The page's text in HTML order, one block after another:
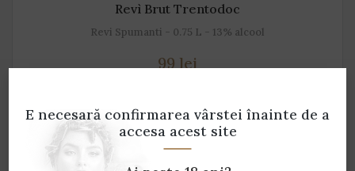
Revì Brut Trentodoc
Revi Spumanti - 0.75 L - 13% alcool
99 lei
E necesară confirmarea vârstei înainte de a
accesa acest site